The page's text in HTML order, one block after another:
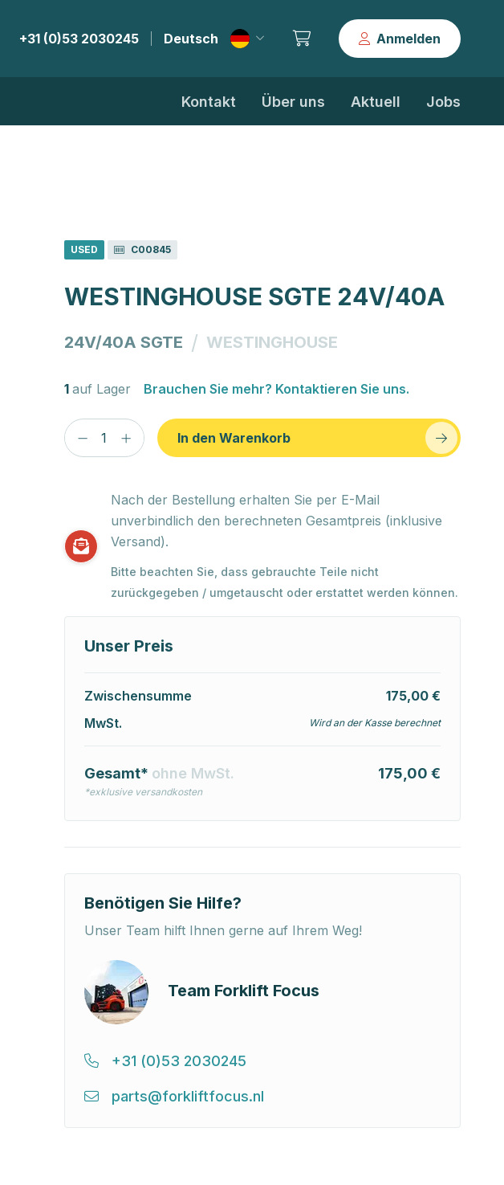
+31 (0)53 2030245 | Deutsch Anmelden
Kontakt Über uns Aktuell Jobs
USED C00845
WESTINGHOUSE SGTE 24V/40A
24V/40A SGTE / WESTINGHOUSE
1 auf Lager Brauchen Sie mehr? Kontaktieren Sie uns.
In den Warenkorb
Nach der Bestellung erhalten Sie per E-Mail
unverbindlich den berechneten Gesamtpreis (inklusive
Versand).
Bitte beachten Sie, dass gebrauchte Teile nicht
zurückgegeben / umgetauscht oder erstattet werden können.
Unser Preis
Zwischensumme
175,00 €
MwSt.
Wird an der Kasse berechnet
Gesamt* ohne MwSt.
*exklusive versandkosten
175,00 €
Benötigen Sie Hilfe?
Unser Team hilft Ihnen gerne auf Ihrem Weg!
Team Forklift Focus
+31 (0)53 2030245
parts@forkliftfocus.nl